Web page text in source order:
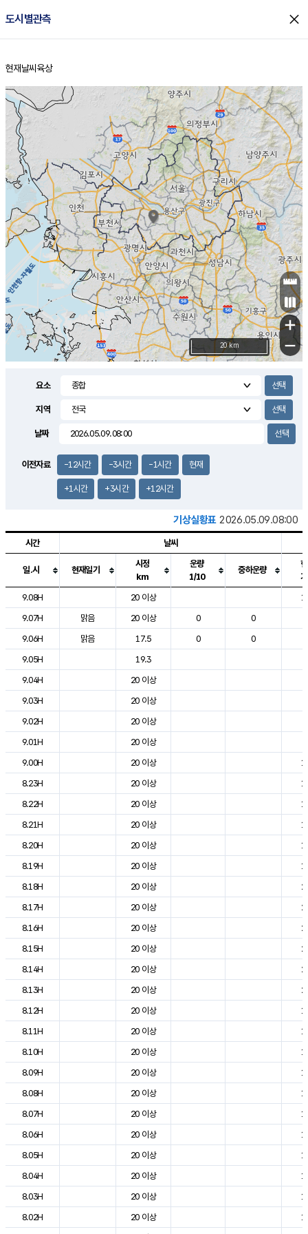
도시별관측 close
홈
현재날씨 육상
+
−
20 km
요소
지역
날짜
이전자료 -12시간 -3시간 -1시간 현재
+1시간 +3시간 +12시간
기상실황표 2026.05.09.08:00
도시별 기상실황표로 지점, 날씨, 기온, 강수, 바람, 기압등을 안내한 표입
시간 날씨
일.시 현재일기
시정
km
운량
1/10
중하운량
9.08H
20 이상
9.07H
맑음 20 이상 0 0
9.06H
맑음 17.5 0 0
9.05H
19.3
9.04H
20 이상
9.03H
20 이상
9.02H
20 이상
9.01H
20 이상
9.00H
20 이상
8.23H
20 이상
8.22H
20 이상
8.21H
20 이상
8.20H
20 이상
8.19H
20 이상
8.18H
20 이상
8.17H
20 이상
8.16H
20 이상
8.15H
20 이상
8.14H
20 이상
8.13H
20 이상
8.12H
20 이상
8.11H
20 이상
8.10H
20 이상
8.09H
20 이상
8.08H
20 이상
8.07H
20 이상
8.06H
20 이상
8.05H
20 이상
8.04H
20 이상
8.03H
20 이상
8.02H
20 이상